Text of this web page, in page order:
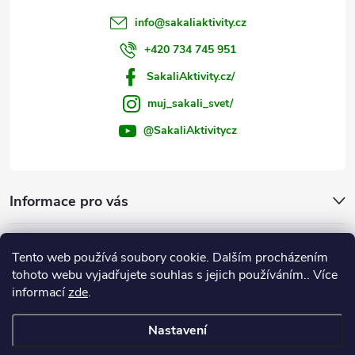
Tento web používá soubory cookie. Dalším procházením
tohoto webu vyjadřujete souhlas s jejich používáním.. Více
informacízde.
Nastavení
info@sakaliaktivity.cz
+420 734 745 951
SakaliAktivity.cz/
muj_sakali_svet/
@SakaliAktivitycz
Informace pro vás
Instagram